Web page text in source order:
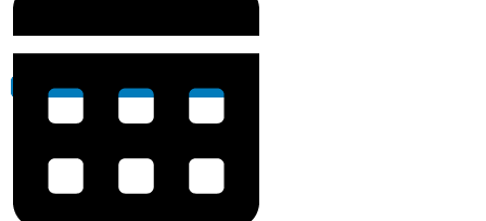
Methode
Die wingwave-Methode ist ein Leistungs- und Emotions-